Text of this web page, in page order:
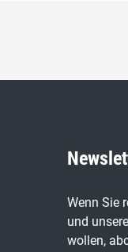
Wenn Sie
und
wollen,